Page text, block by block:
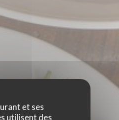
et ses
utilisent des